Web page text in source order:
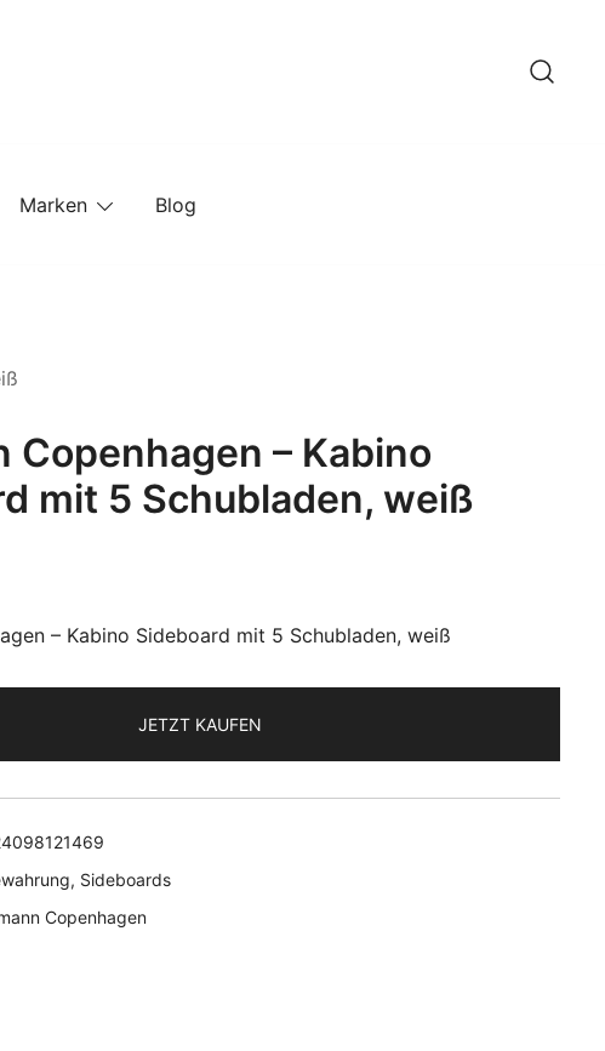
Marken Blog
Copenhagen – Kabino
mit 5 Schubladen, weiß
– Kabino Sideboard mit 5 Schubladen, weiß
JETZT KAUFEN
, Sideboards
Copenhagen